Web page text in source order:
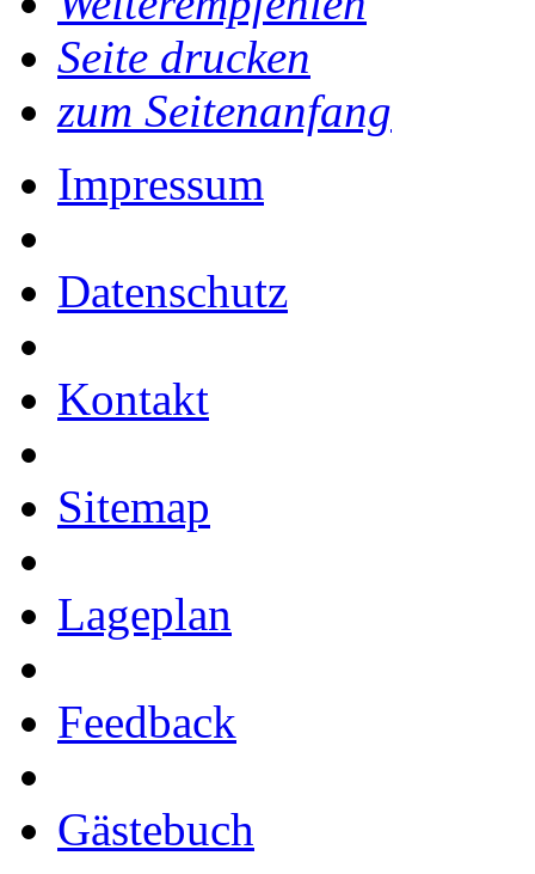
Seite drucken
zum Seitenanfang
Impressum
Datenschutz
Kontakt
Sitemap
Lageplan
Feedback
Gästebuch